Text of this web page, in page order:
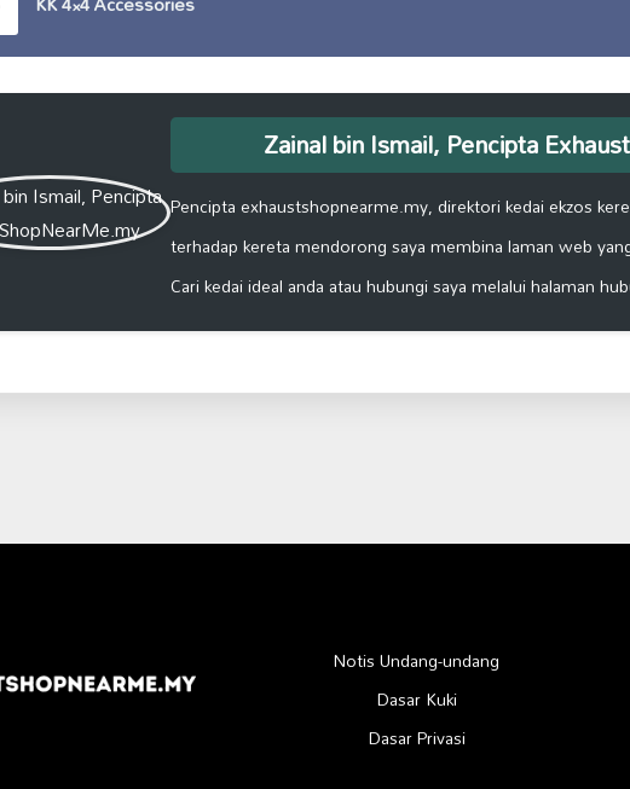
Zainal bin Ismail, Pencipta
Pencipta exhaustshopnearme.my, direktori kedai ekzos
terhadap kereta mendorong saya membina laman web
Cari kedai ideal anda atau hubungi saya melalui halaman
Notis Undang-undang
Dasar Kuki
Dasar Privasi